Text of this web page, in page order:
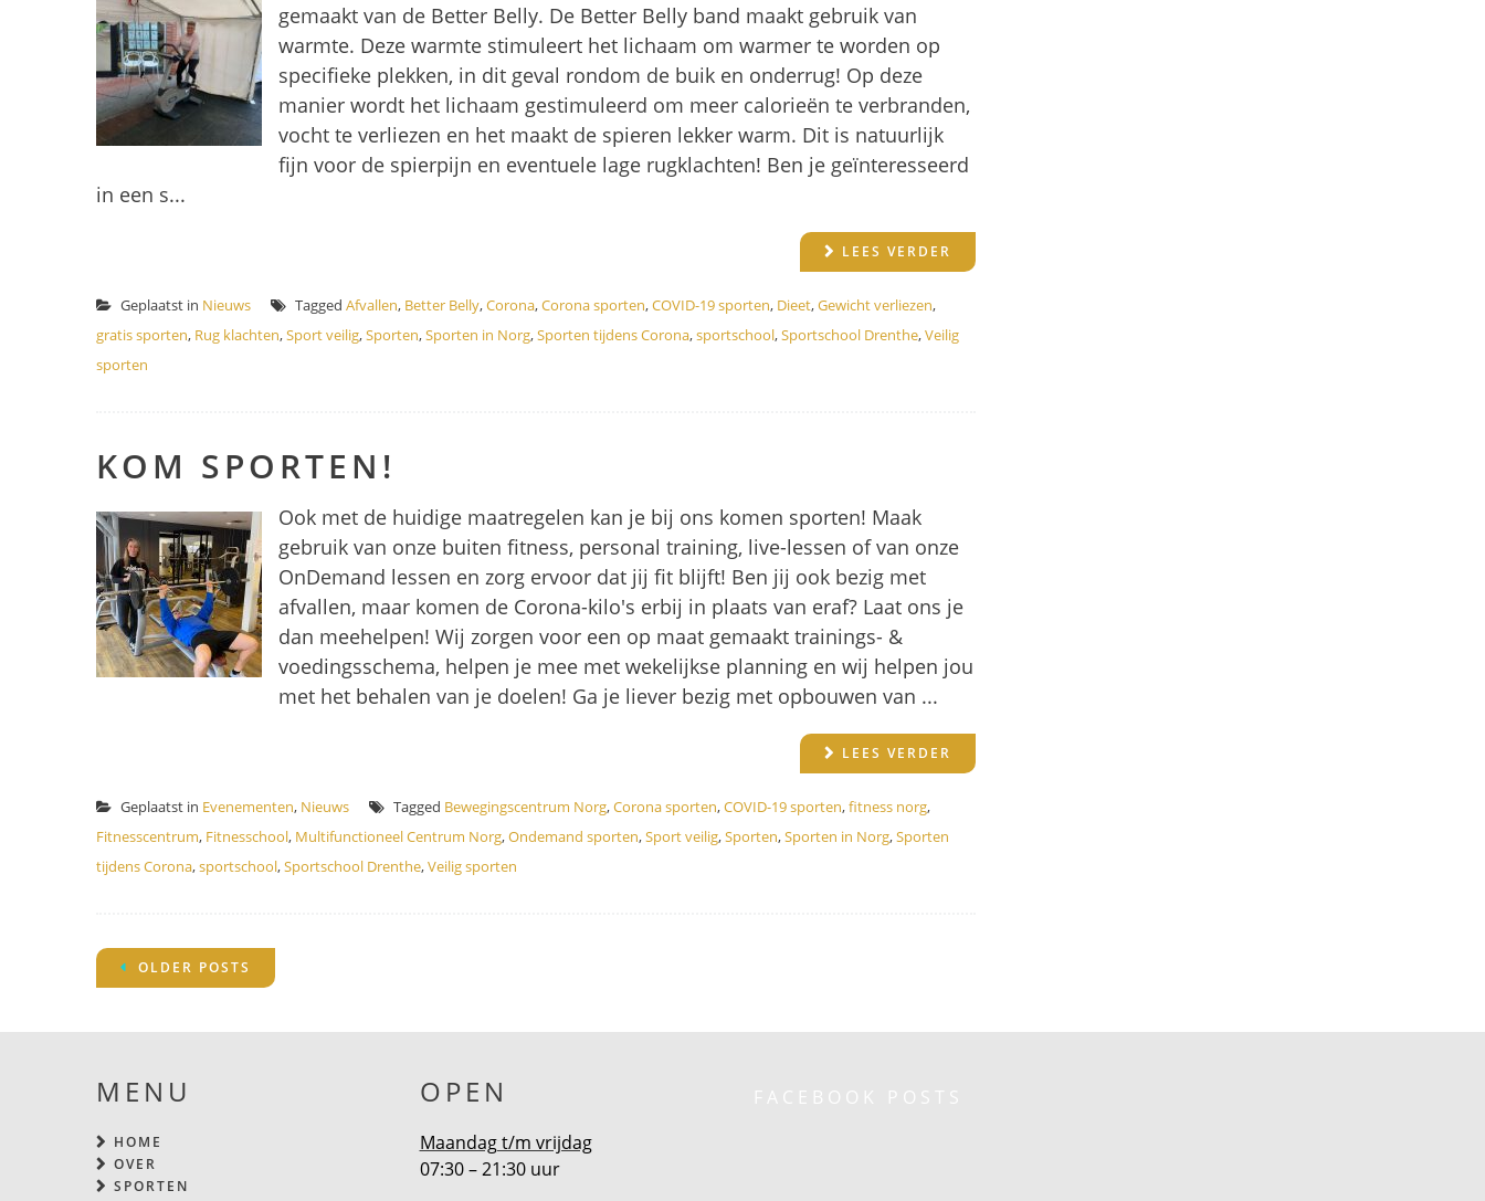
gemaakt van de Better Belly. De Better Belly band maakt gebruik van
warmte. Deze warmte stimuleert het lichaam om warmer te worden op
specifieke plekken, in dit geval rondom de buik en onderrug! Op deze
manier wordt het lichaam gestimuleerd om meer calorieën te verbranden,
vocht te verliezen en het maakt de spieren lekker warm. Dit is natuurlijk
fijn voor de spierpijn en eventuele lage rugklachten! Ben je geïnteresseerd
in een s...
LEES VERDER
Geplaatst in Nieuws Tagged Afvallen, Better Belly,Corona,Corona sporten,COVID-19 sporten, Dieet,Gewicht verliezen,
gratis sporten, Rug klachten,Sport veilig,Sporten,Sporten in Norg,Sporten tijdens Corona,sportschool,Sportschool Drenthe,Veilig
sporten
KOM SPORTEN!
Ook met de huidige maatregelen kan je bij ons komen sporten! Maak
gebruik van onze buiten fitness, personal training, live-lessen of van onze
OnDemand lessen en zorg ervoor dat jij fit blijft! Ben jij ook bezig met
afvallen, maar komen de Corona-kilo's erbij in plaats van eraf? Laat ons je
dan meehelpen! Wij zorgen voor een op maat gemaakt trainings- &
voedingsschema, helpen je mee met wekelijkse planning en wij helpen jou
met het behalen van je doelen! Ga je liever bezig met opbouwen van ...
LEES VERDER
Geplaatst in Evenementen, Nieuws Tagged Bewegingscentrum Norg,Corona sporten,COVID-19 sporten,fitness norg,
Fitnesscentrum, Fitnesschool, Multifunctioneel Centrum Norg,Ondemand sporten,Sport veilig,Sporten,Sporten in Norg,Sporten
tijdens Corona,sportschool,Sportschool Drenthe,Veilig sporten
POSTS
OLDER POSTS
MENU
HOME
OVER
SPORTEN
OPEN
Maandag t/m vrijdag
07:30 – 21:30 uur
FACEBOOK POSTS